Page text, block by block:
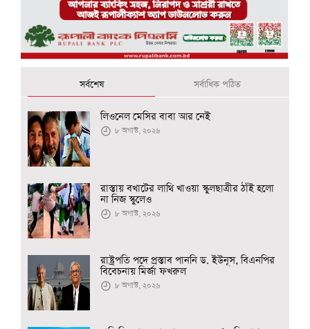
সর্বশেষ সর্বাধিক পঠিত
লিওনেল মেসির বাবা আর নেই
৮ অগাস্ট, ২০২৬
রাস্তায় বখাটের লাথি খাওয়া স্কুলছাত্রীর ঠাঁই হলো
না নিজ স্কুলেও
৮ অগাস্ট, ২০২৬
রাষ্ট্রপতি পদে প্রস্তাব পাননি ড. ইউনূস, বিএনপির
বিবেচনায় মির্জা ফখরুল
৮ অগাস্ট, ২০২৬